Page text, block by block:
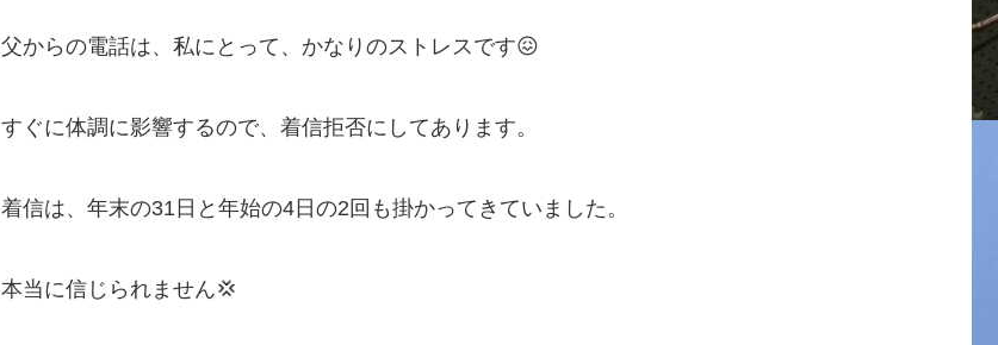
父からの電話は、私にとって、かなりのストレスです😖
すぐに体調に影響するので、着信拒否にしてあります。
着信は、年末の31日と年始の4日の2回も掛かってきていました。
本当に信じられません💢